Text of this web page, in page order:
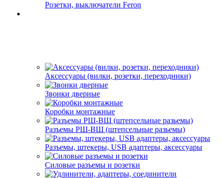
Розетки, выключатели Feron
Аксессуары (вилки, розетки, переходники)
Звонки дверные
Коробки монтажные
Разъемы РШ-ВШ (штепсельные разьемы)
Разъемы, штекеры, USB адаптеры, аксессуары
Силовые разъемы и розетки